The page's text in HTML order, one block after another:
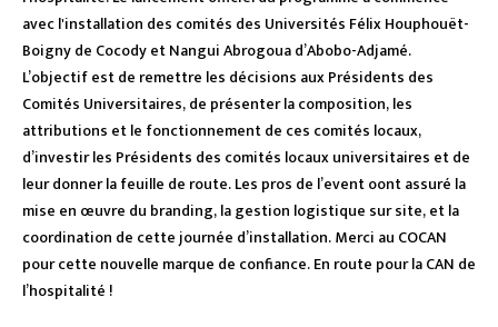
avec l'installation des comités des Universités Félix Houphouët-
Boigny de Cocody et Nangui Abrogoua d’Abobo-Adjamé.
L’objectif est de remettre les décisions aux Présidents des
Comités Universitaires, de présenter la composition, les
attributions et le fonctionnement de ces comités locaux,
d’investir les Présidents des comités locaux universitaires et de
leur donner la feuille de route. Les pros de l’event oont assuré la
mise en œuvre du branding, la gestion logistique sur site, et la
coordination de cette journée d’installation. Merci au COCAN
pour cette nouvelle marque de confiance. En route pour la CAN de
l’hospitalité !